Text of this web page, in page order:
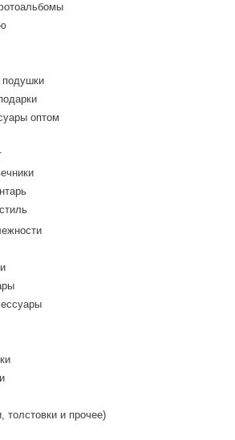
подушки
оптом
толстовки и прочее)